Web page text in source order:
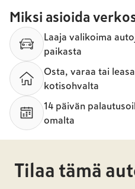
Miksi asioida
Laaja valikoima
paikasta
Osta, varaa tai
kotisohvalta
14 päivän
omalta
Tilaa tämä